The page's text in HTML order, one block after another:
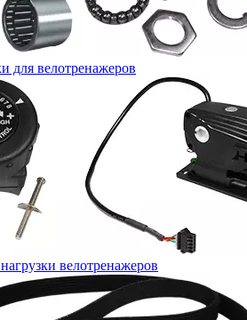
для велотренажеров
велотренажеров